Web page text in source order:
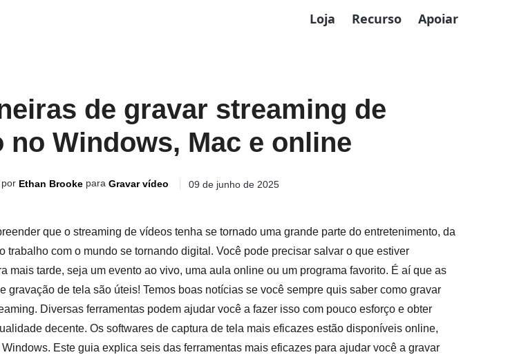
Loja Recurso Apoiar
de gravar streaming de
no Windows, Mac e online
Ethan Brooke para Gravar vídeo 09 de junho de 2025
que o streaming de vídeos tenha se tornado uma grande parte do entretenimento, da
trabalho com o mundo se tornando digital. Você pode precisar salvar o que estiver
mais tarde, seja um evento ao vivo, uma aula online ou um programa favorito. É aí que as
gravação de tela são úteis! Temos boas notícias se você sempre quis saber como gravar
Diversas ferramentas podem ajudar você a fazer isso com pouco esforço e obter
decente. Os softwares de captura de tela mais eficazes estão disponíveis online,
Este guia explica seis das ferramentas mais eficazes para ajudar você a gravar